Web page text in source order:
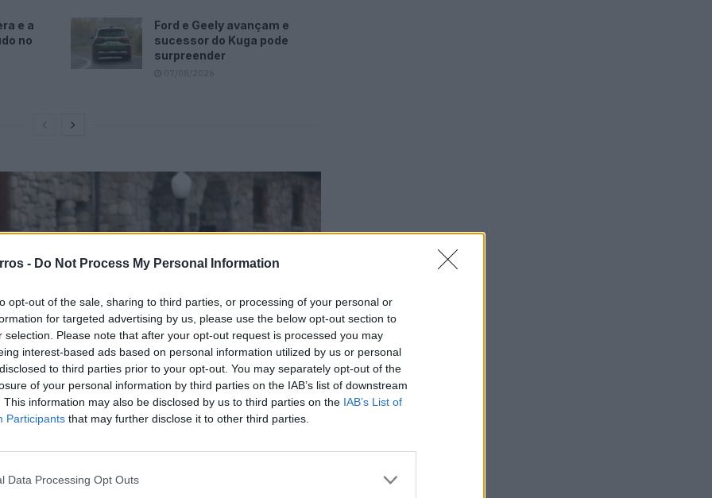
- Do Not Process My Personal Information
opt-out of the sale, sharing to third parties, or processing of your personal or
for targeted advertising by us, please use the below opt-out section to
selection. Please note that after your opt-out request is processed you may
interest-based ads based on personal information utilized by us or personal
to third parties prior to your opt-out. You may separately opt-out of the
of your personal information by third parties on the IAB’s list of downstream
This information may also be disclosed by us to third parties on the IAB’s List of
Participants that may further disclose it to other third parties.
Data Processing Opt Outs
e a
no
Ford e Geely avançam e
sucessor do Kuga pode
surpreender
07/08/2026
Standvirtual, com 50 mil quilómetros e a diesel,